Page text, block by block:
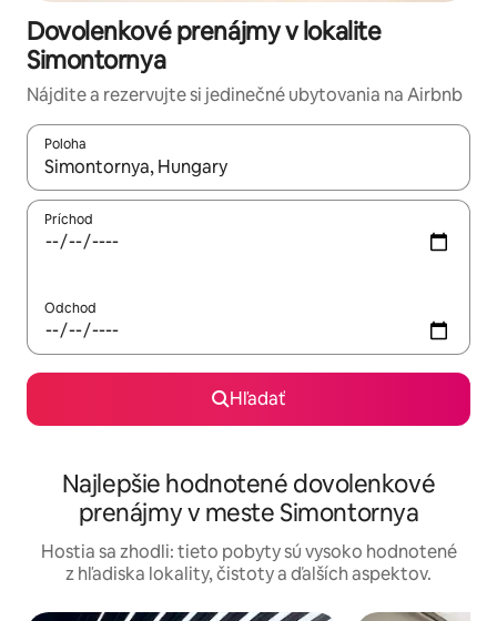
Dovolenkové prenájmy v lokalite
Simontornya
Nájdite a rezervujte si jedinečné ubytovania na Airbnb
Poloha
Keď budú výsledky k dispozícii, môžete si ich prechádzať
Príchod
Odchod
Hľadať
Najlepšie hodnotené dovolenkové
prenájmy v meste Simontornya
Hostia sa zhodli: tieto pobyty sú vysoko hodnotené
z hľadiska lokality, čistoty a ďalších aspektov.